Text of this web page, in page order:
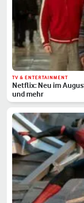
TV & ENTERTAINMENT
Netflix: Neu im
und mehr